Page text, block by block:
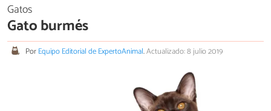
Gatos
Gato burmés
PorEquipo Editorial de ExpertoAnimal.Actualizado: 8 julio 2019